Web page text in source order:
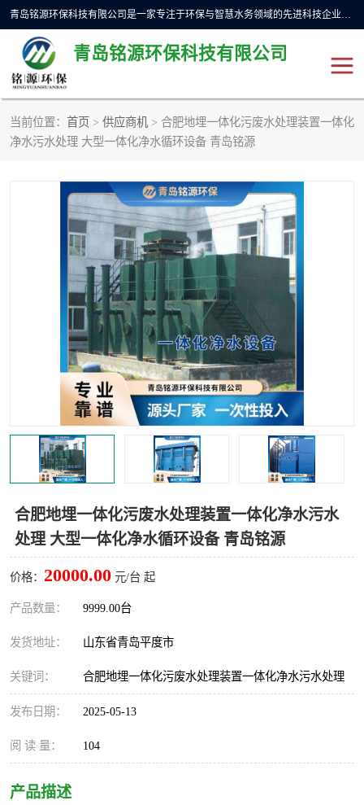
青岛铭源环保科技有限公司是一家专注于环保与智慧水务领域的先进科技企业，公司专注于云智能一体化预制泵站、水务循环利用、海绵城市、云智慧水务开发及新型环保技术研发等领域。铭源环保以为客户提供优质产品、专业技术服务为己任。为客户提供量身定制方案，提供多种配置方案满足实际使用要求。严控供货周期，并提供高标准后期维护。以环保为己任，视质量如生命，以技术做先导，靠诚信赢客户。
青岛铭源环保科技有限公司
当前位置： 首页 > 供应商机 > 合肥地埋一体化污废水处理装置一体化
净水污水处理 大型一体化净水循环设备 青岛铭源
合肥地埋一体化污废水处理装置一体化净水污水
处理 大型一体化净水循环设备 青岛铭源
价格： 20000.00 元/台 起
产品数量： 9999.00台
发货地址： 山东省青岛平度市
关键词： 合肥地埋一体化污废水处理装置一体化净水污水处理
发布日期： 2025-05-13
阅 读 量： 104
产品描述
一体化HMPP泵站 气动柔性截污装置
智能截流井 智能旋转喷射器
下开式堰门 液动限流闸门
加压泵房/灌溉泵房 一体化预制泵站
不锈钢浮筒阀 真空冲洗装置
雨水收集回用装置 门式冲洗装置
智能一体化灌溉泵房 一体化污水处理泵房
水面垃圾清理装置 浅层砂过滤装置
一体化泵闸 柔性截污
真空冲洗设备 翻转式堰门
水平自清洗格栅